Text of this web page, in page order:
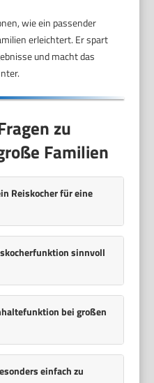
wie ein passender
erleichtert. Er spart
und macht das
zu
Familien
Reiskocher für eine
sinnvoll
bei großen
einfach zu